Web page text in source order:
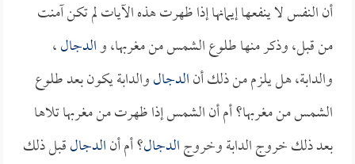
أن النفس لا ينفعها إيمانها إذا ظهرت هذه الآيات لم تكن آمنت
من قبل، وذكر منها طلوع الشمس من مغربها، والدجال،
والدابة، هل يلزم من ذلك أنالدجالوالدابة يكون بعد طلوع
الشمس من مغربها؟ أم أن الشمس إذا ظهرت من مغربها تلاها
بعد ذلك خروج الدابة وخروجالدجال؟ أم أنالدجالقبل ذلك